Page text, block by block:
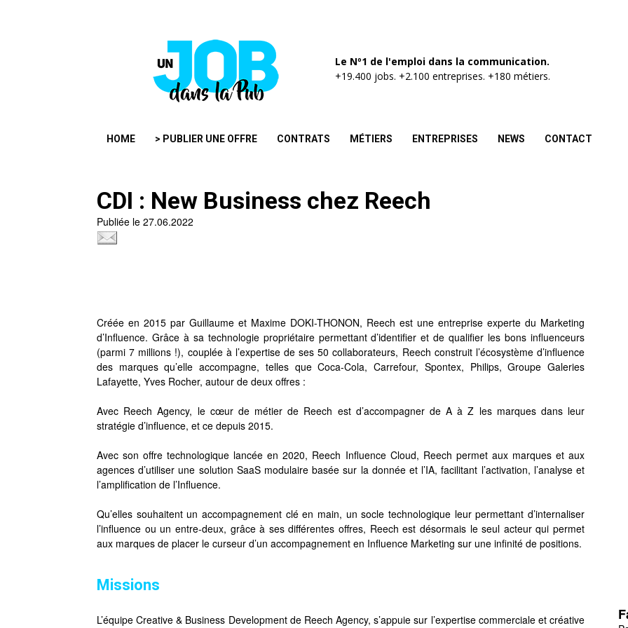
Le Nº1 de l'emploi dans la communication.
+19.400 jobs. +2.100 entreprises. +180 métiers.
HOME > PUBLIER UNE OFFRE CONTRATS MÉTIERS ENTREPRISES NEWS CONTACT
CDI : New Business chez Reech
Publiée le 27.06.2022
Créée en 2015 par Guillaume et Maxime DOKI-THONON, Reech est une entreprise experte du Marketing
d’Influence. Grâce à sa technologie propriétaire permettant d’identifier et de qualifier les bons influenceurs
(parmi 7 millions !), couplée à l’expertise de ses 50 collaborateurs, Reech construit l’écosystème d’influence
des marques qu’elle accompagne, telles que Coca-Cola, Carrefour, Spontex, Philips, Groupe Galeries
Lafayette, Yves Rocher, autour de deux offres :
Avec Reech Agency, le cœur de métier de Reech est d’accompagner de A à Z les marques dans leur
stratégie d’influence, et ce depuis 2015.
Avec son offre technologique lancée en 2020, Reech Influence Cloud, Reech permet aux marques et aux
agences d’utiliser une solution SaaS modulaire basée sur la donnée et l’IA, facilitant l’activation, l’analyse et
l’amplification de l’Influence.
Qu’elles souhaitent un accompagnement clé en main, un socle technologique leur permettant d’internaliser
l’influence ou un entre-deux, grâce à ses différentes offres, Reech est désormais le seul acteur qui permet
aux marques de placer le curseur d’un accompagnement en Influence Marketing sur une infinité de positions.
Missions
L’équipe Creative & Business Development de Reech Agency, s’appuie sur l’expertise commerciale et créative